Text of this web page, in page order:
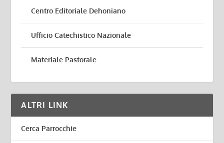
Centro Editoriale Dehoniano
Ufficio Catechistico Nazionale
Materiale Pastorale
ALTRI LINK
Cerca Parrocchie